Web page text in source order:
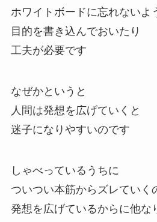
ホワイトボードに忘れないよ
目的を書き込んでおいたり
工夫が必要です
なぜかというと
人間は発想を広げていくと
迷子になりやすいのです
しゃべっているうちに
ついつい本筋からズレていく
発想を広げているからに他な